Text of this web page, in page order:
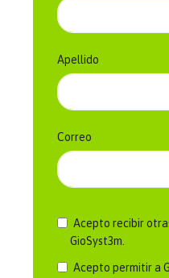
Apellido
Correo
Acepto recibir
GioSyst3m.
Acepto permitir a